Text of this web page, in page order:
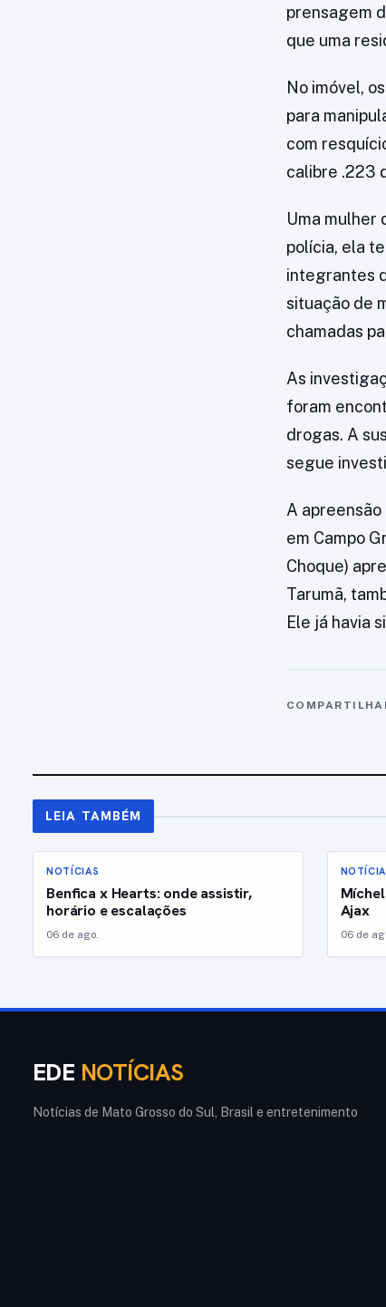
prensagem
que uma
No imóvel,
para
com
calibre .223
Uma mulher
polícia, ela
integrantes
situação de
chamadas
As
foram
drogas. A
segue
A
em Campo
Choque)
Tarumã,
Ele já havia
LEIA TAMBÉM
NOTÍCIAS
Benfica x Hearts: onde assistir,
horário e escalações
06 de ago.
Ajax
06 de
EDE NOTÍCIAS
Notícias de Mato Grosso do Sul, Brasil e entretenimento